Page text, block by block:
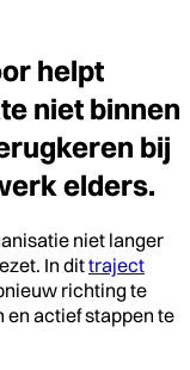
helpt
niet binnen
bij
elders.
niet langer
In dittraject
richting te
en actief stappen te